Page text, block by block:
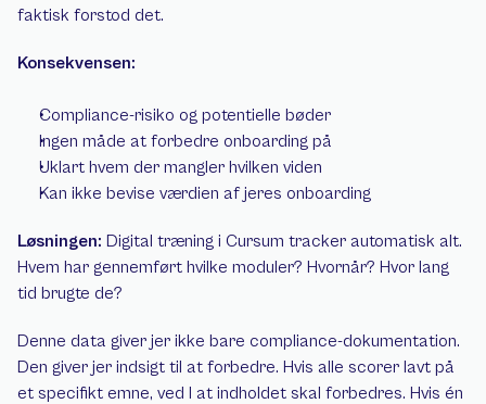
faktisk forstod det.
Konsekvensen:
Compliance-risiko og potentielle bøder
Ingen måde at forbedre onboarding på
Uklart hvem der mangler hvilken viden
Kan ikke bevise værdien af jeres onboarding
Løsningen: Digital træning i Cursum tracker automatisk alt.
Hvem har gennemført hvilke moduler? Hvornår? Hvor lang
tid brugte de?
Denne data giver jer ikke bare compliance-dokumentation.
Den giver jer indsigt til at forbedre. Hvis alle scorer lavt på
et specifikt emne, ved I at indholdet skal forbedres. Hvis én